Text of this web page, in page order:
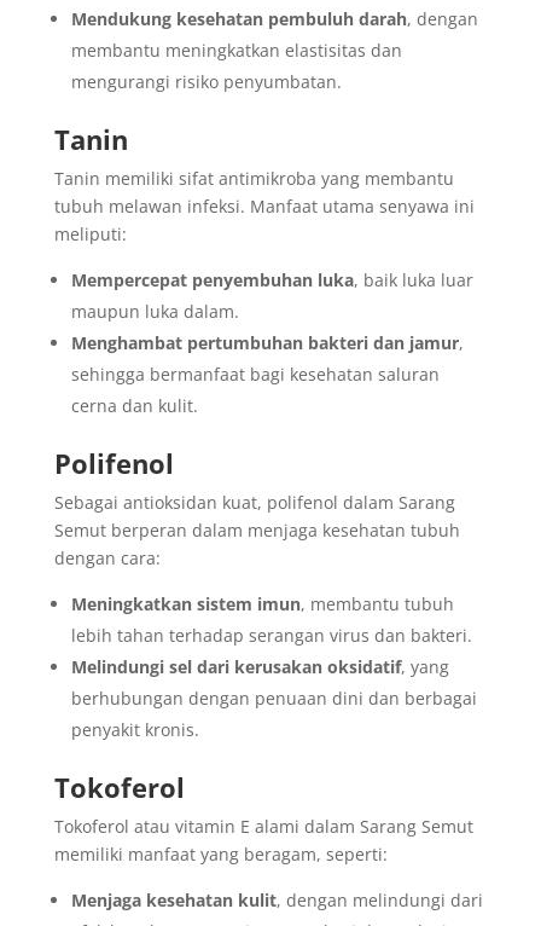
Mendukung kesehatan pembuluh darah, dengan
membantu meningkatkan elastisitas dan
mengurangi risiko penyumbatan.
Tanin
Tanin memiliki sifat antimikroba yang membantu
tubuh melawan infeksi. Manfaat utama senyawa ini
meliputi:
Mempercepat penyembuhan luka, baik luka luar
maupun luka dalam.
Menghambat pertumbuhan bakteri dan jamur,
sehingga bermanfaat bagi kesehatan saluran
cerna dan kulit.
Polifenol
Sebagai antioksidan kuat, polifenol dalam Sarang
Semut berperan dalam menjaga kesehatan tubuh
dengan cara:
Meningkatkan sistem imun, membantu tubuh
lebih tahan terhadap serangan virus dan bakteri.
Melindungi sel dari kerusakan oksidatif, yang
berhubungan dengan penuaan dini dan berbagai
penyakit kronis.
Tokoferol
Tokoferol atau vitamin E alami dalam Sarang Semut
memiliki manfaat yang beragam, seperti:
Menjaga kesehatan kulit, dengan melindungi dari